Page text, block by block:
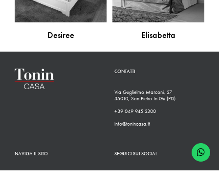
Desiree Elisabetta
CONTATTI
Via Guglielmo Marconi, 37
35010, San Pietro In Gu (PD)
+39 049 945 3300
info@tonincasa.it
NAVIGA IL SITO SEGUICI SUI SOCIAL